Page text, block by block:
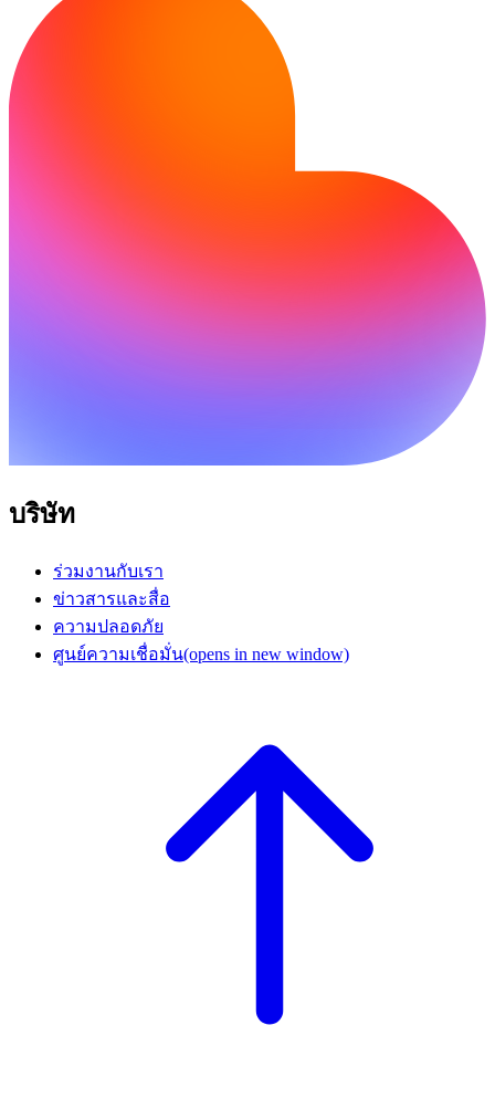
บริษัท
ร่วมงานกับเรา
ข่าวสารและสื่อ
ความปลอดภัย
ศูนย์ความเชื่อมั่น(opens in new window)